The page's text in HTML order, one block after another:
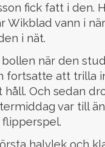
fick fatt i den.
Wikblad vann i
i nät.
när den
fortsatte att trilla
Och sedan
var till
halvlek och